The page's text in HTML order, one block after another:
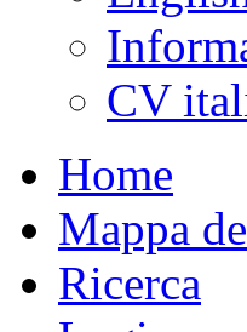
CV
Home
Mappa
Ricerca